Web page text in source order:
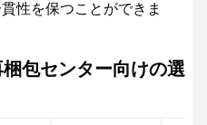
性を保つことができま
包センター向けの選